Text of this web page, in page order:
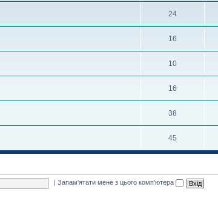
24
16
10
16
38
45
|Запам'ятати мене з цього комп'ютера